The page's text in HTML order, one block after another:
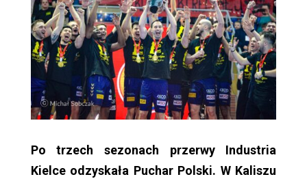
Po trzech sezonach przerwy Industria
Kielce odzyskała Puchar Polski. W Kaliszu